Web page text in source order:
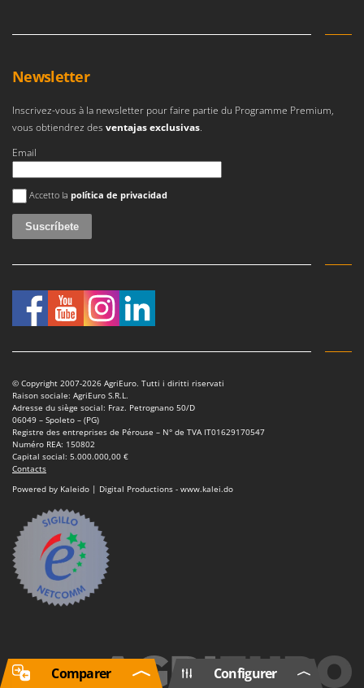
Newsletter
Inscrivez-vous à la newsletter pour faire partie du Programme Premium,
vous obtiendrez des ventajas exclusivas.
Email
Se ha producido un error
Accetto la política de privacidad
© Copyright 2007-2026 AgriEuro. Tutti i diritti riservati
Raison sociale: AgriEuro S.R.L.
Adresse du siège social: Fraz. Petrognano 50/D
06049 – Spoleto – (PG)
Registre des entreprises de Pérouse – N° de TVA IT01629170547
Numéro REA: 150802
Capital social: 5.000.000,00 €
Contacts
Powered by Kaleido | Digital Productions - www.kalei.do
Configurer
Comparer